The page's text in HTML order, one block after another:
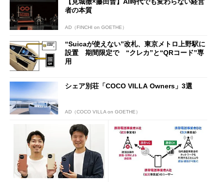
開催
者の本質
AD（FINCHI on GOETHE）
“Suicaが使えない”改札、東京メトロ上野駅に
設置 期間限定で “クレカ”と“QRコード”専
用
シェア別荘「COCO VILLA Owners」3選
AD（COCO VILLA on GOETHE）